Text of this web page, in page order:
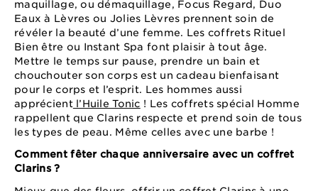
maquillage, ou démaquillage, Focus Regard, Duo
Eaux à Lèvres ou Jolies Lèvres prennent soin de
révéler la beauté d’une femme. Les coffrets Rituel
Bien être ou Instant Spa font plaisir à tout âge.
Mettre le temps sur pause, prendre un bain et
chouchouter son corps est un cadeau bienfaisant
pour le corps et l’esprit. Les hommes aussi
apprécientl’Huile Tonic ! Les coffrets spécial Homme
rappellent que Clarins respecte et prend soin de tous
les types de peau. Même celles avec une barbe !
Comment fêter chaque anniversaire avec un coffret
Clarins ?